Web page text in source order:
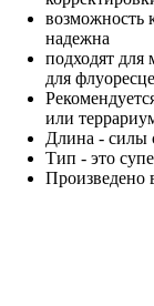
возможность
надежна
подходят для
для
или
Длина - силы
Тип - это
Произведено